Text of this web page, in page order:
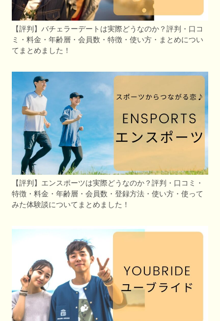
【評判】バチェラーデートは実際どうなのか？評判・口コ
ミ・料金・年齢層・会員数・特徴・使い方・まとめについ
てまとめました！
【評判】エンスポーツは実際どうなのか？評判・口コミ・
特徴・料金・年齢層・会員数・登録方法・使い方・使って
みた体験談についてまとめました！